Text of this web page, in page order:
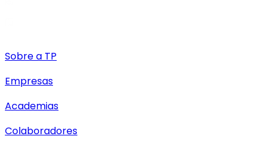
Sobre a TP
Empresas
Academias
Colaboradores